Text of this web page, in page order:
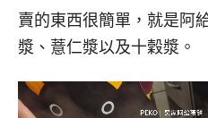
賣的東西很簡單，就是阿
漿、薏仁漿以及十穀漿。